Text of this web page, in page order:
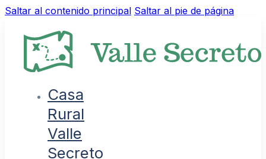
Saltar al contenido principal Saltar al pie de página
Casa
Rural
Valle
Secreto